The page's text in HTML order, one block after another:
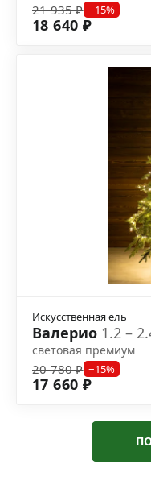
21 935 ₽ −15%
18 640 ₽
Искусственная ель
Валерио 1.2 –
световая премиум
20 780 ₽ −15%
17 660 ₽